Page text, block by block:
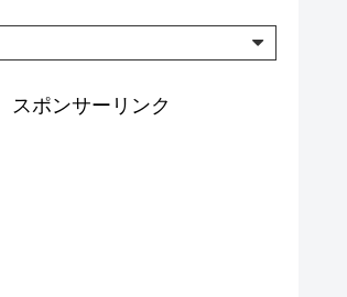
スポンサーリンク